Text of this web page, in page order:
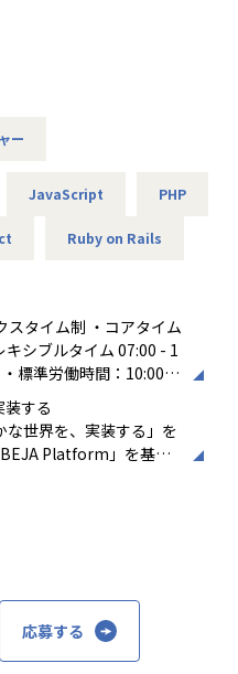
大規模サービスです。
、自身の手がけた開発や
いエンジニアリングに挑
すい環境
ます。また居住地につい
北海道から南は沖縄まで
度29％となっておりま
ぞれ専門性を発揮する一
います。
習・推論と連携するサー
にするソフトウェア開発
ます。
AIシステムにおける
現することです。
制約条件を理解したうえ
ェクトを技術的にリード
性あり
スクの管理
た意思決定支援
況に応じて）
の優先度に応じて、PMと
ための進行・調整業務の
先度調整、関係者間の調
、リードエンジニア的な
決定支援
フォロー
の関与
トにおける一時的な実装
発メンバーに実装を依頼
を想定しています）
ー
JavaScript PHP
Ruby on Rails
スタイム制 ・コアタイム
標準労働時間：10:00 -
制（コアタイムあり）
有（月平均20時間）
する
な世界を、実装する」を
Platform」を基盤
益成長の実現に伴走す
創業時よりABEJA Pla
上で実現してきまし
応募する